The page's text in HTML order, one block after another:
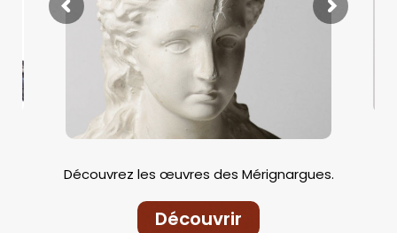
Découvrez les œuvres des Mérignargues.
Découvrir